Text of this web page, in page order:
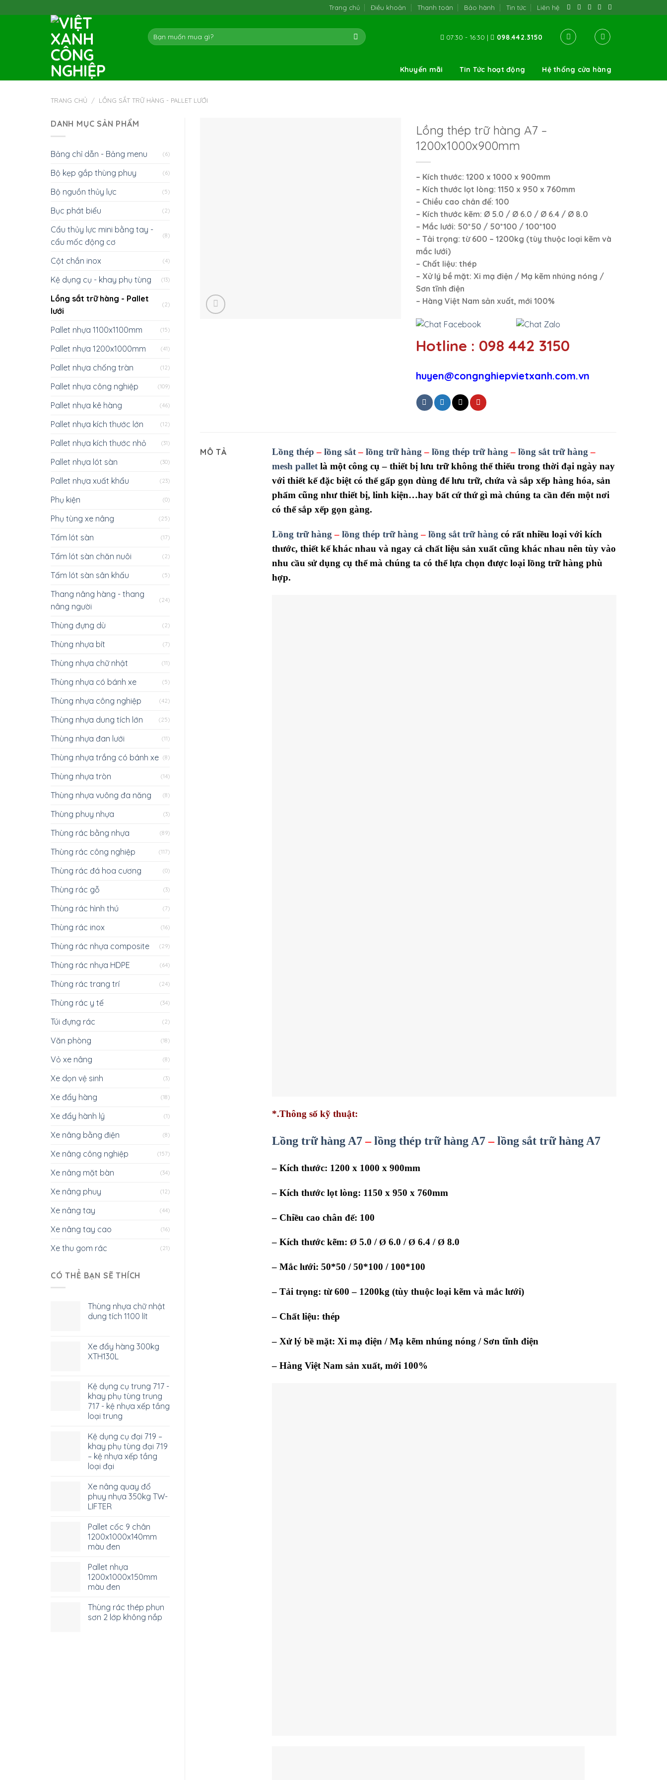
to
Trang chủ Điều khoản Thanh toán Bảo hành Tin tức Liên hệ
Tìm
kiếm:
07:30 - 16:30 | 098.442.3150
Khuyến mãi Tin Tức hoạt động Hệ thống cửa hàng
TRANG CHỦ / LỒNG SẮT TRỮ HÀNG - PALLET LƯỚI
DANH MỤC SẢN PHẨM
Bảng chỉ dẫn - Bảng menu (6)
Bộ kẹp gắp thùng phuy (6)
Bộ nguồn thủy lực (5)
Bục phát biểu (2)
Cẩu thủy lực mini bằng tay -
cẩu mốc động cơ
(8)
Cột chắn inox (4)
Kệ dụng cụ - khay phụ tùng (13)
Lồng sắt trữ hàng - Pallet
lưới
(2)
Pallet nhựa 1100x1100mm (15)
Pallet nhựa 1200x1000mm (41)
Pallet nhựa chống tràn (12)
Pallet nhựa công nghiệp (109)
Pallet nhựa kê hàng (46)
Pallet nhựa kích thước lớn (12)
Pallet nhựa kích thước nhỏ (31)
Pallet nhựa lót sàn (30)
Pallet nhựa xuất khẩu (23)
Phụ kiện (0)
Phụ tùng xe nâng (25)
Tấm lót sàn (17)
Tấm lót sàn chăn nuôi (2)
Tấm lót sàn sân khấu (5)
Thang nâng hàng - thang
nâng người
(24)
Thùng đựng dù (2)
Thùng nhựa bít (7)
Thùng nhựa chữ nhật (11)
Thùng nhựa có bánh xe (5)
Thùng nhựa công nghiệp (42)
Thùng nhựa dung tích lớn (25)
Thùng nhựa đan lưới (11)
Thùng nhựa trắng có bánh xe (8)
Thùng nhựa tròn (14)
Thùng nhựa vuông đa năng (8)
Thùng phuy nhựa (3)
Thùng rác bằng nhựa (89)
Thùng rác công nghiệp (117)
Thùng rác đá hoa cương (0)
Thùng rác gỗ (3)
Thùng rác hình thú (7)
Thùng rác inox (16)
Thùng rác nhựa composite (29)
Thùng rác nhựa HDPE (64)
Thùng rác trang trí (24)
Thùng rác y tế (34)
Túi đựng rác (2)
Văn phòng (18)
Vỏ xe nâng (8)
Xe dọn vệ sinh (3)
Xe đẩy hàng (18)
Xe đẩy hành lý (1)
Xe nâng bằng điện (8)
Xe nâng công nghiệp (157)
Xe nâng mặt bàn (34)
Xe nâng phuy (12)
Xe nâng tay (44)
Xe nâng tay cao (16)
Xe thu gom rác (21)
CÓ THỂ BẠN SẼ THÍCH
Thùng nhựa chữ nhật
dung tích 1100 lít
Xe đẩy hàng 300kg
XTH130L
Kệ dụng cụ trung 717 -
khay phụ tùng trung
717 - kệ nhựa xếp tầng
loại trung
Kệ dụng cụ đại 719 –
khay phụ tùng đại 719
– kệ nhựa xếp tầng
loại đại
Xe nâng quay đổ
phuy nhựa 350kg TW-
LIFTER
Pallet cốc 9 chân
1200x1000x140mm
màu đen
Pallet nhựa
1200x1000x150mm
màu đen
Thùng rác thép phun
sơn 2 lớp không nắp
Lồng thép trữ hàng A7 –
1200x1000x900mm
– Kích thước: 1200 x 1000 x 900mm
– Kích thước lọt lòng: 1150 x 950 x 760mm
– Chiều cao chân đế: 100
– Kích thước kẽm: Ø 5.0 / Ø 6.0 / Ø 6.4 / Ø 8.0
– Mắc lưới: 50*50 / 50*100 / 100*100
– Tải trọng: từ 600 – 1200kg (tùy thuộc loại kẽm và
mắc lưới)
– Chất liệu: thép
– Xử lý bề mặt: Xi mạ điện / Mạ kẽm nhúng nóng /
Sơn tĩnh điện
– Hàng Việt Nam sản xuất, mới 100%
Hotline : 098 442 3150
huyen@congnghiepvietxanh.com.vn
MÔ TẢ Lồng thép – lồng sắt– lồng trữ hàng – lồng thép trữ hàng – lồng sắt trữ hàng –
mesh palletlà một công cụ – thiết bị lưu trữ không thể thiếu trong thời đại ngày nay
với thiết kế đặc biệt có thể gấp gọn dùng để lưu trữ, chứa và sắp xếp hàng hóa, sản
phẩm cũng như thiết bị, linh kiện…hay bất cứ thứ gì mà chúng ta cần đến một nơi
có thể sắp xếp gọn gàng.
Lồng trữ hàng – lồng thép trữ hàng – lồng sắt trữ hàng có rất nhiều loại với kích
thước, thiết kế khác nhau và ngay cả chất liệu sản xuất cũng khác nhau nên tùy vào
nhu cầu sử dụng cụ thể mà chúng ta có thể lựa chọn được loại lồng trữ hàng phù
hợp.
*.Thông số kỹ thuật:
Lồng trữ hàng A7–lồng thép trữ hàng A7–lồng sắt trữ hàng A7
– Kích thước: 1200 x 1000 x 900mm
– Kích thước lọt lòng: 1150 x 950 x 760mm
– Chiều cao chân đế: 100
– Kích thước kẽm: Ø 5.0 / Ø 6.0 / Ø 6.4 / Ø 8.0
– Mắc lưới: 50*50 / 50*100 / 100*100
– Tải trọng: từ 600 – 1200kg (tùy thuộc loại kẽm và mắc lưới)
– Chất liệu: thép
– Xử lý bề mặt: Xi mạ điện / Mạ kẽm nhúng nóng / Sơn tĩnh điện
– Hàng Việt Nam sản xuất, mới 100%